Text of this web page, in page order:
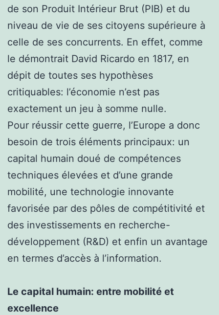
de son Produit Intérieur Brut (PIB) et du
niveau de vie de ses citoyens supérieure à
celle de ses concurrents. En effet, comme
le démontrait David Ricardo en 1817, en
dépit de toutes ses hypothèses
critiquables: l’économie n’est pas
exactement un jeu à somme nulle.
Pour réussir cette guerre, l’Europe a donc
besoin de trois éléments principaux: un
capital humain doué de compétences
techniques élevées et d’une grande
mobilité, une technologie innovante
favorisée par des pôles de compétitivité et
des investissements en recherche-
développement (R&D) et enfin un avantage
en termes d’accès à l’information.
Le capital humain: entre mobilité et
excellence